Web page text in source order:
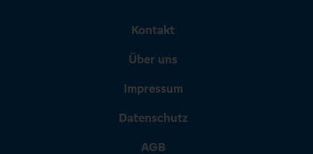
Kontakt
Über uns
Impressum
Datenschutz
AGB